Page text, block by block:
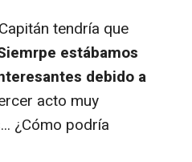
tendría que
estábamos
debido a
acto muy
¿Cómo podría